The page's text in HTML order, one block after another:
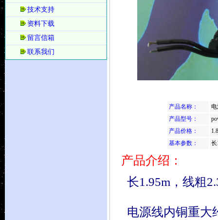
技术支持
资料下载
留言信箱
联系我们
产品名称：
电
产品型号：
产品价格：
基本参数：
长
产品介绍：
长1.95m，线粗
电源线内铜重大